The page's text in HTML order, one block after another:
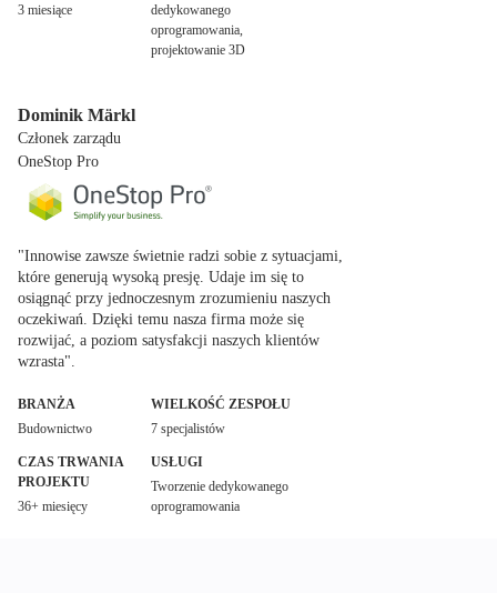
3 miesiące
dedykowanego
oprogramowania,
projektowanie 3D
Dominik Märkl
Członek zarządu
OneStop Pro
"Innowise zawsze świetnie radzi sobie z sytuacjami,
które generują wysoką presję. Udaje im się to
osiągnąć przy jednoczesnym zrozumieniu naszych
oczekiwań. Dzięki temu nasza firma może się
rozwijać, a poziom satysfakcji naszych klientów
wzrasta".
BRANŻA
Budownictwo
WIELKOŚĆ ZESPOŁU
7 specjalistów
CZAS TRWANIA
PROJEKTU
36+ miesięcy
USŁUGI
Tworzenie dedykowanego
oprogramowania